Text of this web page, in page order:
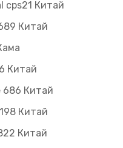
cps21 Китай
Китай
Китай
686 Китай
Китай
Китай